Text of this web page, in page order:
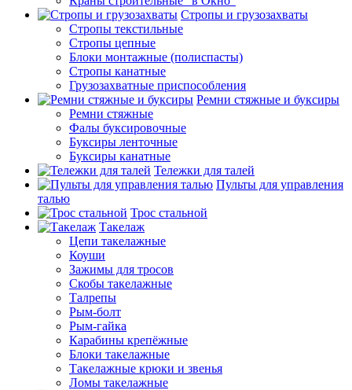
Стропы и грузозахваты
Стропы текстильные
Стропы цепные
Блоки монтажные (полиспасты)
Стропы канатные
Грузозахватные приспособления
Ремни стяжные и буксиры
Ремни стяжные
Фалы буксировочные
Буксиры ленточные
Буксиры канатные
Тележки для талей
Пульты для управления
талью
Трос стальной
Такелаж
Цепи такелажные
Коуши
Зажимы для тросов
Скобы такелажные
Талрепы
Рым-болт
Рым-гайка
Карабины крепёжные
Блоки такелажные
Такелажные крюки и звенья
Ломы такелажные